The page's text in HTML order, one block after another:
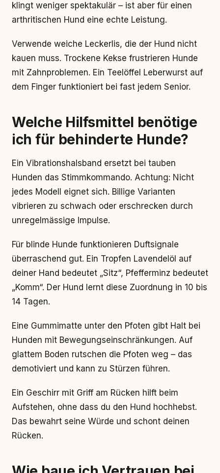
klingt weniger spektakulär – ist aber für einen
arthritischen Hund eine echte Leistung.
Verwende weiche Leckerlis, die der Hund nicht
kauen muss. Trockene Kekse frustrieren Hunde
mit Zahnproblemen. Ein Teelöffel Leberwurst auf
dem Finger funktioniert bei fast jedem Senior.
Welche Hilfsmittel benötige
ich für behinderte Hunde?
Ein Vibrationshalsband ersetzt bei tauben
Hunden das Stimmkommando. Achtung: Nicht
jedes Modell eignet sich. Billige Varianten
vibrieren zu schwach oder erschrecken durch
unregelmässige Impulse.
Für blinde Hunde funktionieren Duftsignale
überraschend gut. Ein Tropfen Lavendelöl auf
deiner Hand bedeutet „Sitz“, Pfefferminz bedeutet
„Komm“. Der Hund lernt diese Zuordnung in 10 bis
14 Tagen.
Eine Gummimatte unter den Pfoten gibt Halt bei
Hunden mit Bewegungseinschränkungen. Auf
glattem Boden rutschen die Pfoten weg – das
demotiviert und kann zu Stürzen führen.
Ein Geschirr mit Griff am Rücken hilft beim
Aufstehen, ohne dass du den Hund hochhebst.
Das bewahrt seine Würde und schont deinen
Rücken.